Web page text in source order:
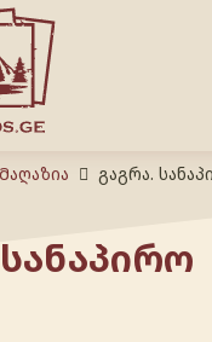
Მაღაზია გაგრა.